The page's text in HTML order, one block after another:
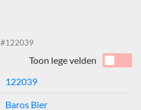
#122039
Toon lege velden
122039
Baros Bier